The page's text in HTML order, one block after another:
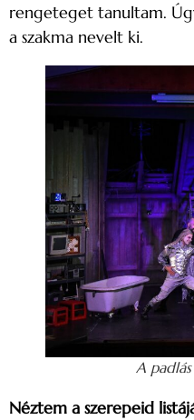
rengeteget tanultam.
a szakma nevelt ki.
A
Néztem a szerepeid